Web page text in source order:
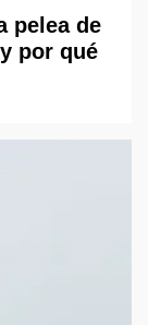
pelea de
por qué